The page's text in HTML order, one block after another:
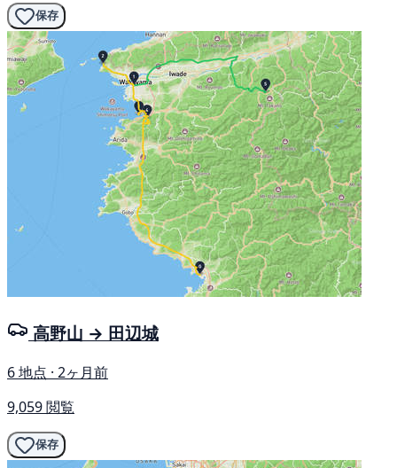
保存
高野山 → 田辺城
6 地点 · 2ヶ月前
9,059 閲覧
保存